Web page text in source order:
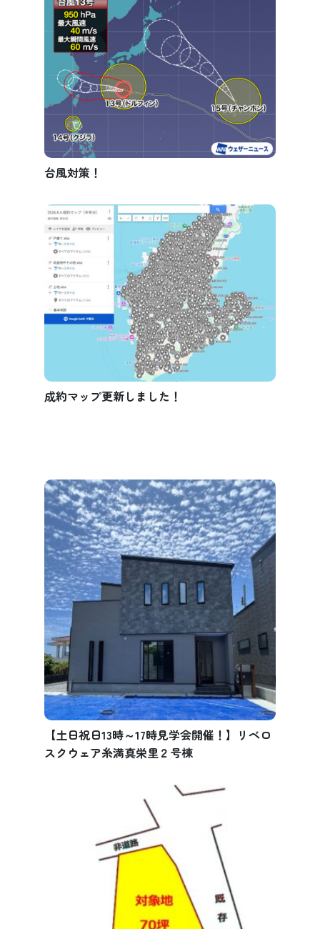
台風対策！
成約マップ更新しました！
【土日祝日13時～17時見学会開催！】リベロ
スクウェア糸満真栄里２号棟